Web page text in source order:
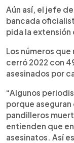
Aún así, el jefe
bancada
pida la extensión
Los números que
cerró 2022 con
asesinados por
“Algunos
porque
pandilleros
entienden que
asesinatos. Así